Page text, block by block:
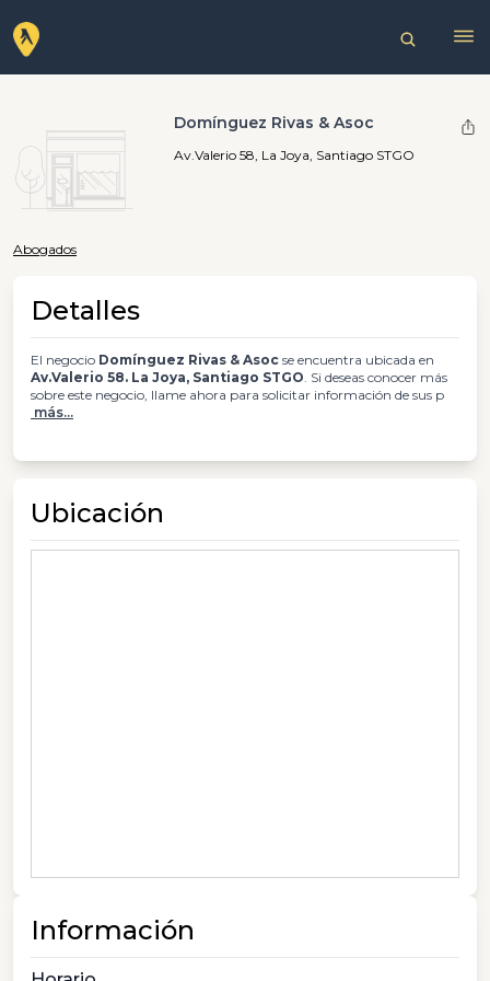
Domínguez Rivas & Asoc
Av.Valerio 58, La Joya, Santiago STGO
Abogados
Detalles
El negocio Domínguez Rivas & Asoc se encuentra ubicada en
Av.Valerio 58. La Joya, Santiago STGO. Si deseas conocer más
sobre este negocio, llame ahora para solicitar información de sus p
más...
Ubicación
Información